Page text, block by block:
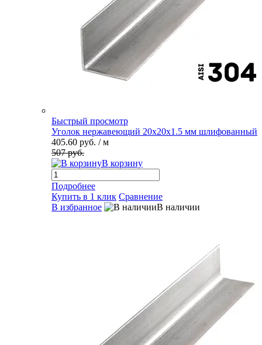
Быстрый просмотр
Уголок нержавеющий 20х20х1.5 мм шлифованный
405.60 руб. / м
507 руб.
В корзину
Подробнее
Купить в 1 клик Сравнение
В избранное
В наличии